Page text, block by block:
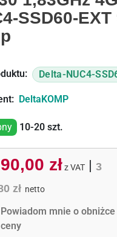
SSD60-
Delta-NUC4-
DeltaKOMP
10-20 szt.
zł z VAT| 3
zł netto
Activate Price Alert
Powiadom mnie o obniżce
ceny